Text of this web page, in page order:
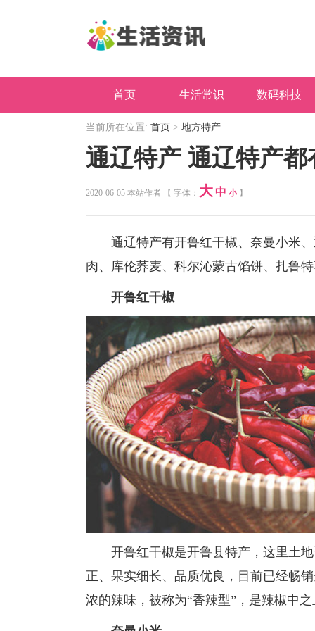
首页 生活常识 数码科技
当前所在位置: 首页 > 地方特产
通辽特产 通辽特产
2020-06-05 本站作者 【 字体： 大 中 小】
通辽特产有开鲁红干椒、奈曼小米、
肉、库伦荞麦、科尔沁蒙古馅饼、扎鲁
开鲁红干椒
开鲁红干椒是开鲁县特产，这里土地
正、果实细长、品质优良，目前已经畅
浓的辣味，被称为“香辣型”，是辣椒中